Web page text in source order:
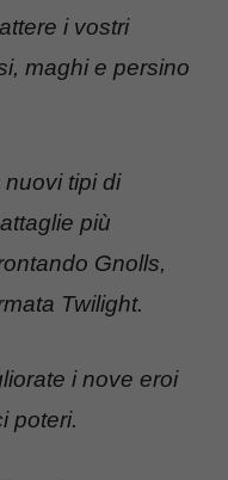
i vostri
maghi e persino
tipi di
più
Gnolls,
Twilight.
i nove eroi
poteri.